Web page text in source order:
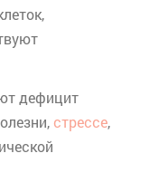
дефицит
стрессе,